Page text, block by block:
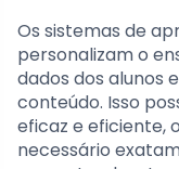
Os sistemas de
personalizam o
dados dos alunos
conteúdo. Isso
eficaz e eficiente,
necessário